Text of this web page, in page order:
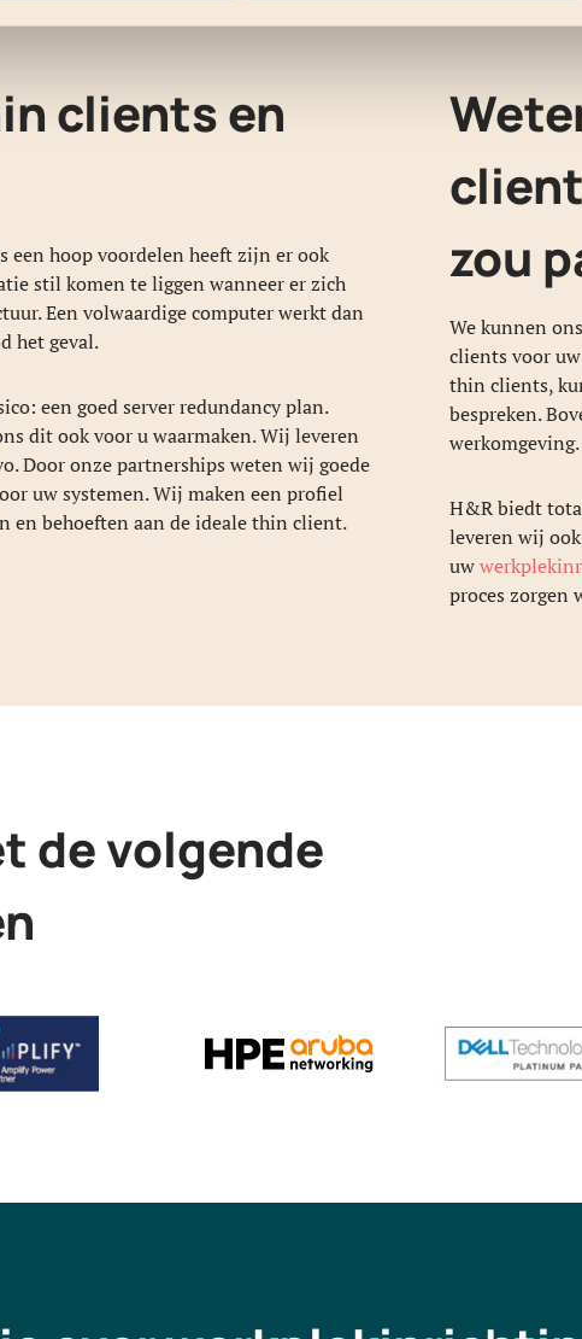
clients en
hoop voordelen heeft zijn er ook
stil komen te liggen wanneer er zich
Een volwaardige computer werkt dan
het geval.
een goed server redundancy plan.
dit ook voor u waarmaken. Wij leveren
Door onze partnerships weten wij goede
uw systemen. Wij maken een profiel
en behoeften aan de ideale thin client.
zou
We kunnen
clients voor
thin clients,
bespreken.
werkomgeving.
H&R biedt
leveren wij ook
uw
proces zorgen
de volgende